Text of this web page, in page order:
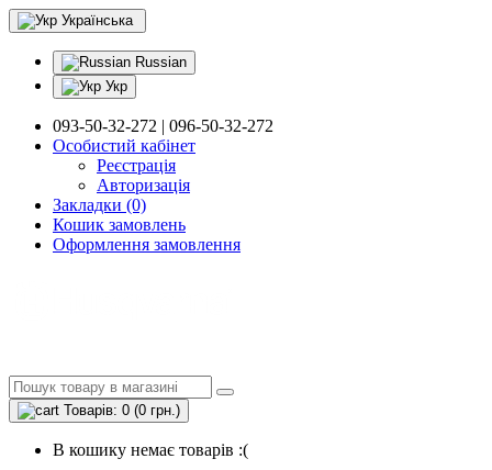
Українська
Russian
Укр
093-50-32-272 | 096-50-32-272
Особистий кабінет
Реєстрація
Авторизація
Закладки (0)
Кошик замовлень
Оформлення замовлення
Товарів: 0 (0 грн.)
В кошику немає товарів :(